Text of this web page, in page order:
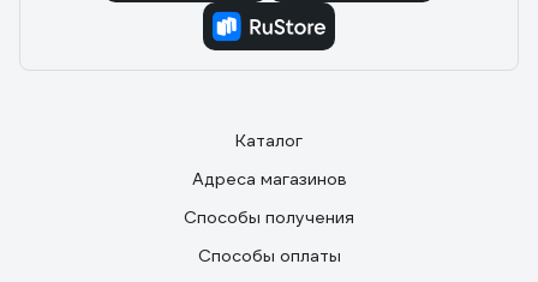
Каталог
Адреса магазинов
Способы получения
Способы оплаты